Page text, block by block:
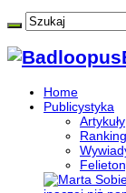
Home
Publicystyka
Artykuły